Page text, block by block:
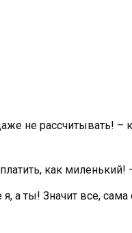
не рассчитывать! –
как миленький!
а ты! Значит все,